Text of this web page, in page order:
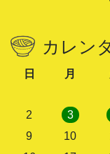
カレン
日 月
2
3
9
10